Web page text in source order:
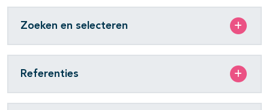
Zoeken en selecteren
Referenties